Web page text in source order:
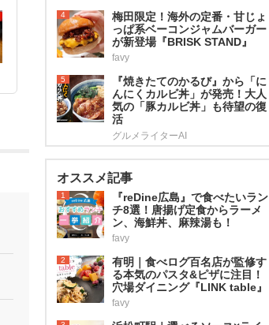
4
梅田限定！海外の定番・甘じょ
っぱ系ベーコンジャムバーガー
が新登場『BRISK STAND』
favy
5
『焼きたてのかるび』から「に
んにくカルビ丼」が発売！大人
気の「豚カルビ丼」も待望の復
活
グルメライターAI
オススメ記事
1
『reDine広島』で食べたいラン
チ8選！唐揚げ定食からラーメ
ン、海鮮丼、麻辣湯も！
favy
2
有明｜食べログ百名店が監修す
る本気のパスタ&ピザに注目！
穴場ダイニング『LINK table』
favy